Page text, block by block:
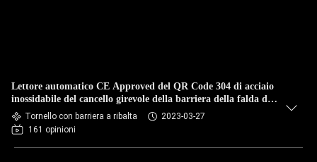
Lettore automatico CE Approved del QR Code 304 di acciaio
inossidabile del cancello girevole della barriera della falda di
UE
Tornello con barriera a ribalta
2023-03-27
161 opinioni